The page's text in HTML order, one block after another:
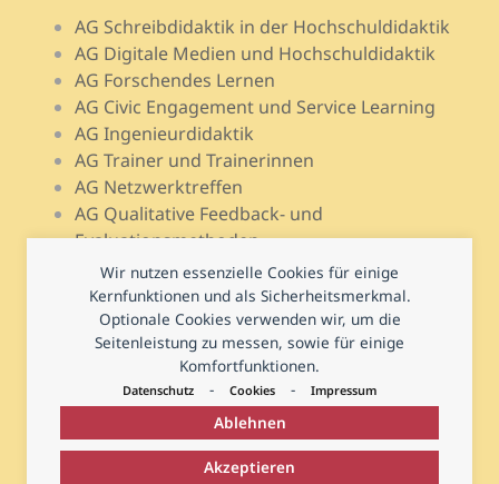
Wir nutzen essenzielle Cookies für einige
Kernfunktionen und als Sicherheitsmerkmal.
Optionale Cookies verwenden wir, um die
Seitenleistung zu messen, sowie für einige
Komfortfunktionen.
Datenschutz - Cookies - Impressum
Akzeptieren
Ablehnen
AG Schreibdidaktik in der Hochschuldidaktik
AG Digitale Medien und Hochschuldidaktik
AG Forschendes Lernen
AG Civic Engagement und Service Learning
AG Ingenieurdidaktik
AG Trainer und Trainerinnen
AG Netzwerktreffen
AG Qualitative Feedback- und
Evaluationsmethoden
AG Open Teach Ware – Lehrportale
AG Psychologie und Lehr-Lern-Forschung
AG Prüfen und Prüfungsdidaktik
AG Hochschuldidaktische Regional- und
Landesnetzwerke